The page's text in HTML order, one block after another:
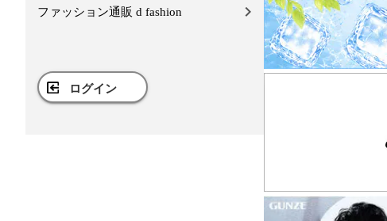
ファッション通販 d fashion
ログイン